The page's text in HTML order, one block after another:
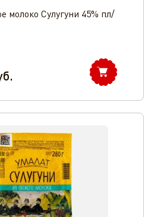
молоко Сулугуни 45% пл/